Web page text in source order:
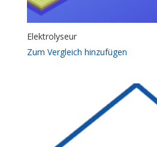
Elektrolyseur
Zum Vergleich hinzufügen